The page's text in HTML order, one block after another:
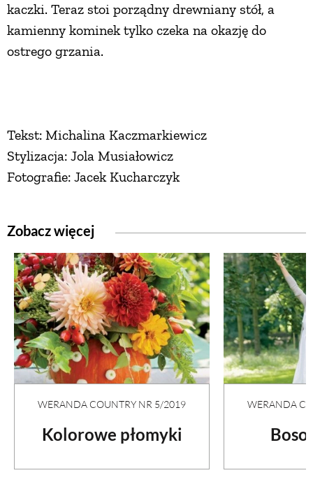
kaczki. Teraz stoi porządny drewniany stół, a
kamienny kominek tylko czeka na okazję do
ostrego grzania.
Tekst: Michalina Kaczmarkiewicz
Stylizacja: Jola Musiałowicz
Fotografie: Jacek Kucharczyk
Zobacz więcej
WERANDA COUNTRY NR 5/2019
Kolorowe płomyki
WERANDA